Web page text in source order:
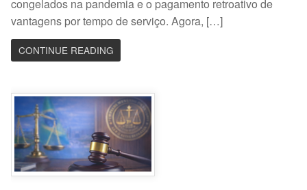
congelados na pandemia e o pagamento retroativo de
vantagens por tempo de serviço. Agora, […]
CONTINUE READING